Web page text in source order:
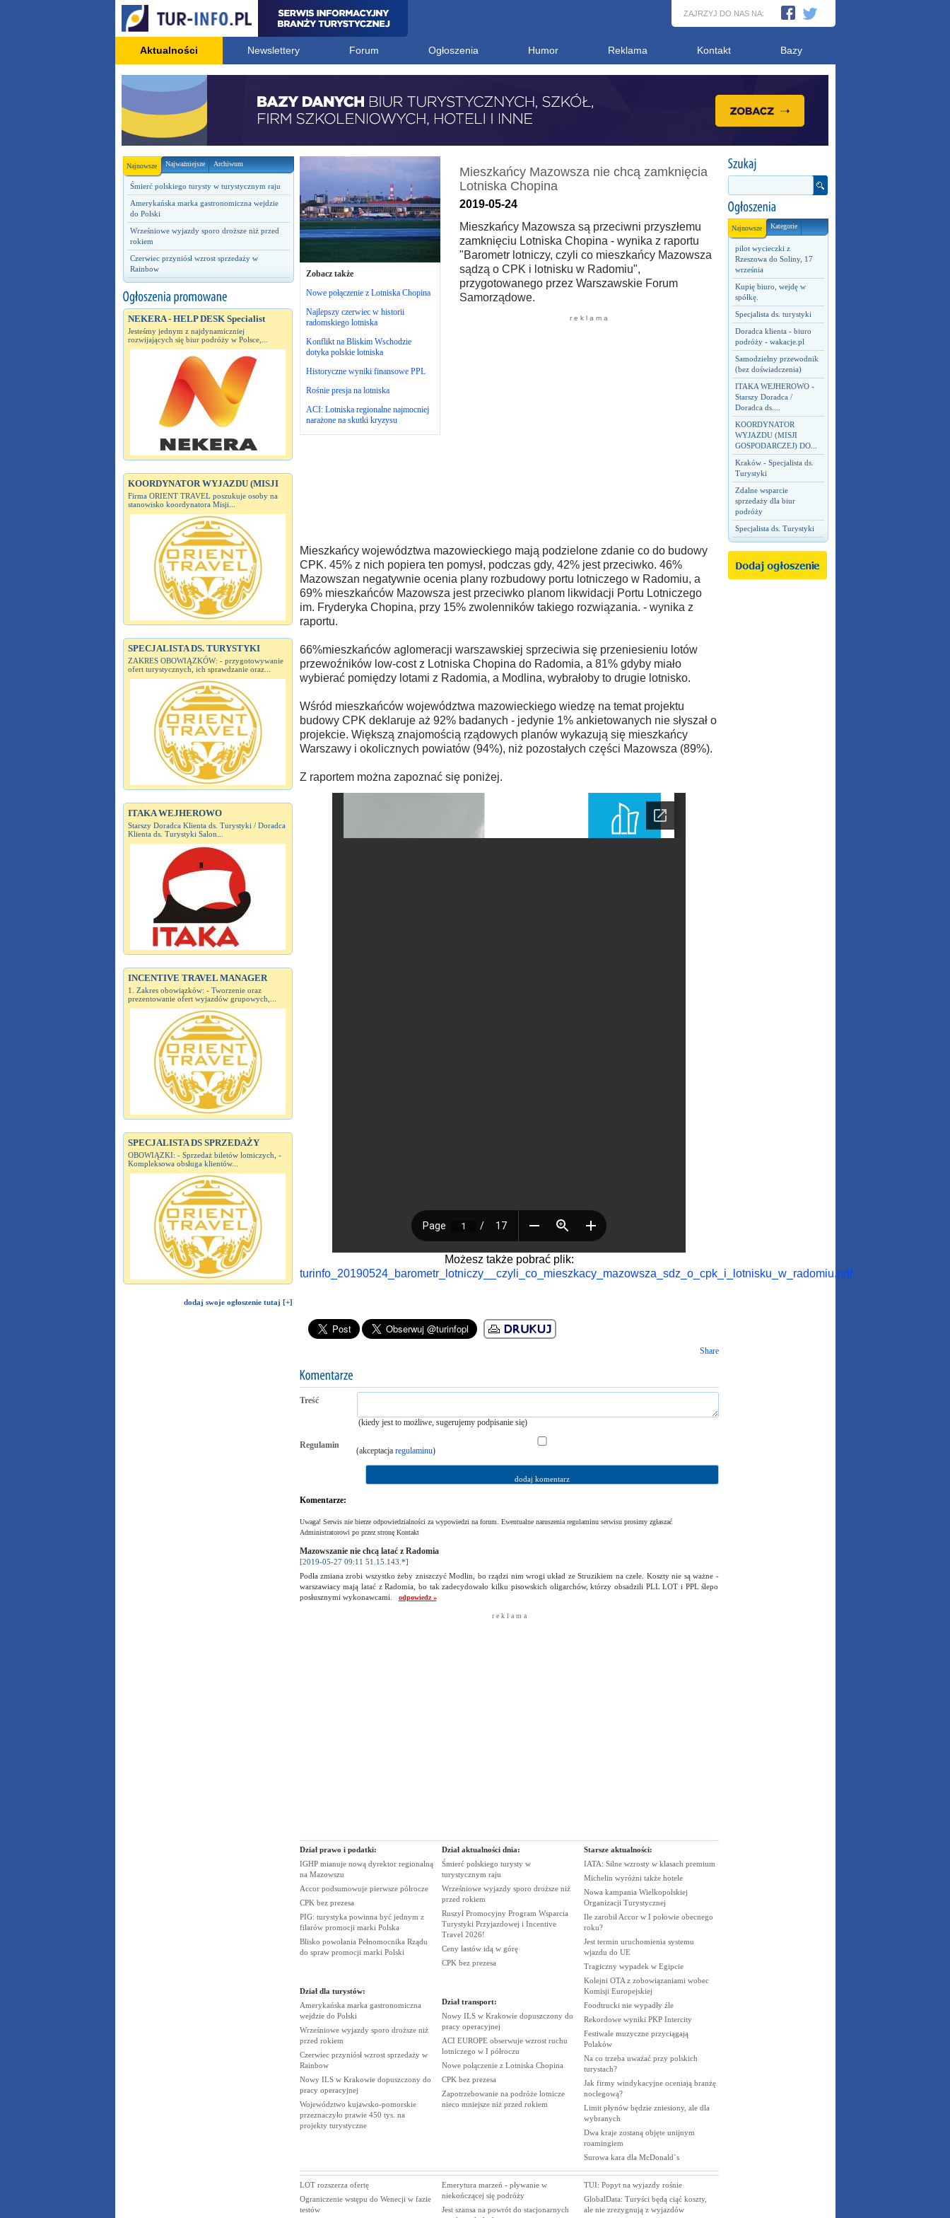
ZAJRZYJ DO NAS NA:
Aktualności Newslettery Forum Ogłoszenia Humor Reklama Kontakt Bazy
Najnowsze Najważniejsze Archiwum
Śmierć polskiego turysty w turystycznym raju
Amerykańska marka gastronomiczna wejdzie
do Polski
Wrześniowe wyjazdy sporo droższe niż przed
rokiem
Czerwiec przyniósł wzrost sprzedaży w
Rainbow
NEKERA - HELP DESK Specialist
Jesteśmy jednym z najdynamiczniej
rozwijających się biur podróży w Polsce,...
KOORDYNATOR WYJAZDU (MISJI
Firma ORIENT TRAVEL poszukuje osoby na
stanowisko koordynatora Misji...
SPECJALISTA DS. TURYSTYKI
ZAKRES OBOWIĄZKÓW: - przygotowywanie
ofert turystycznych, ich sprawdzanie oraz...
ITAKA WEJHEROWO
Starszy Doradca Klienta ds. Turystyki / Doradca
Klienta ds. Turystyki Salon...
INCENTIVE TRAVEL MANAGER
1. Zakres obowiązków: - Tworzenie oraz
prezentowanie ofert wyjazdów grupowych,...
SPECJALISTA DS SPRZEDAŻY
OBOWIĄZKI: - Sprzedaż biletów lotniczych, -
Kompleksowa obsługa klientów...
dodaj swoje ogłoszenie tutaj [+]
Najnowsze Kategorie
pilot wycieczki z
Rzeszowa do Soliny, 17
września
Kupię biuro, wejdę w
spółkę.
Specjalista ds. turystyki
Doradca klienta - biuro
podróży - wakacje.pl
Samodzielny przewodnik
(bez doświadczenia)
ITAKA WEJHEROWO -
Starszy Doradca /
Doradca ds....
KOORDYNATOR
WYJAZDU (MISJI
GOSPODARCZEJ) DO...
Kraków - Specjalista ds.
Turystyki
Zdalne wsparcie
sprzedaży dla biur
podróży
Specjalista ds. Turystyki
Zobacz także
Nowe połączenie z Lotniska Chopina
Najlepszy czerwiec w historii
radomskiego lotniska
Konflikt na Bliskim Wschodzie
dotyka polskie lotniska
Historyczne wyniki finansowe PPL
Rośnie presja na lotniska
ACI: Lotniska regionalne najmocniej
narażone na skutki kryzysu
Mieszkańcy Mazowsza nie chcą zamknięcia
Lotniska Chopina
2019-05-24
Mieszkańcy Mazowsza są przeciwni przyszłemu
zamknięciu Lotniska Chopina - wynika z raportu
"Barometr lotniczy, czyli co mieszkańcy Mazowsza
sądzą o CPK i lotnisku w Radomiu",
przygotowanego przez Warszawskie Forum
Samorządowe.
r e k l a m a
Mieszkańcy województwa mazowieckiego mają podzielone zdanie co do budowy
CPK. 45% z nich popiera ten pomysł, podczas gdy, 42% jest przeciwko. 46%
Mazowszan negatywnie ocenia plany rozbudowy portu lotniczego w Radomiu, a
69% mieszkańców Mazowsza jest przeciwko planom likwidacji Portu Lotniczego
im. Fryderyka Chopina, przy 15% zwolenników takiego rozwiązania. - wynika z
raportu.
66%mieszkańców aglomeracji warszawskiej sprzeciwia się przeniesieniu lotów
przewoźników low-cost z Lotniska Chopina do Radomia, a 81% gdyby miało
wybierać pomiędzy lotami z Radomia, a Modlina, wybrałoby to drugie lotnisko.
Wśród mieszkańców województwa mazowieckiego wiedzę na temat projektu
budowy CPK deklaruje aż 92% badanych - jedynie 1% ankietowanych nie słyszał o
projekcie. Większą znajomością rządowych planów wykazują się mieszkańcy
Warszawy i okolicznych powiatów (94%), niż pozostałych części Mazowsza (89%).
Z raportem można zapoznać się poniżej.
Możesz także pobrać plik:
turinfo_20190524_barometr_lotniczy__czyli_co_mieszkacy_mazowsza_sdz_o_cpk_i_lotnisku_w_radomiu.pdf
Share
Treść
(kiedy jest to możliwe, sugerujemy podpisanie się)
Regulamin
(akceptacja regulaminu)
Komentarze:
Uwaga! Serwis nie bierze odpowiedzialności za wypowiedzi na forum. Ewentualne naruszenia regulaminu serwisu prosimy zgłaszać
Administratorowi po przez stronę Kontakt
Mazowszanie nie chcą latać z Radomia
[2019-05-27 09:11 51.15.143.*]
Podła zmiana zrobi wszystko żeby zniszczyć Modlin, bo rządzi nim wrogi układ ze Struzikiem na czele. Koszty nie są ważne -
warszawiacy mają latać z Radomia, bo tak zadecydowało kilku pisowskich oligarchów, którzy obsadzili PLL LOT i PPL ślepo
posłusznymi wykonawcami. odpowiedz »
r e k l a m a
Dział prawo i podatki:
IGHP mianuje nową dyrektor regionalną
na Mazowszu
Accor podsumowuje pierwsze półrocze
CPK bez prezesa
PIG: turystyka powinna być jednym z
filarów promocji marki Polska
Blisko powołania Pełnomocnika Rządu
do spraw promocji marki Polski
Dział dla turystów:
Amerykańska marka gastronomiczna
wejdzie do Polski
Wrześniowe wyjazdy sporo droższe niż
przed rokiem
Czerwiec przyniósł wzrost sprzedaży w
Rainbow
Nowy ILS w Krakowie dopuszczony do
pracy operacyjnej
Województwo kujawsko-pomorskie
przeznaczyło prawie 450 tys. na
projekty turystyczne
Dział aktualności dnia:
Śmierć polskiego turysty w
turystycznym raju
Wrześniowe wyjazdy sporo droższe niż
przed rokiem
Ruszył Promocyjny Program Wsparcia
Turystyki Przyjazdowej i Incentive
Travel 2026!
Ceny lastów idą w górę
CPK bez prezesa
Dział transport:
Nowy ILS w Krakowie dopuszczony do
pracy operacyjnej
ACI EUROPE obserwuje wzrost ruchu
lotniczego w I półroczu
Nowe połączenie z Lotniska Chopina
CPK bez prezesa
Zapotrzebowanie na podróże lotnicze
nieco mniejsze niż przed rokiem
Starsze aktualności:
IATA: Silne wzrosty w klasach premium
Michelin wyróżni także hotele
Nowa kampania Wielkopolskiej
Organizacji Turystycznej
Ile zarobił Accor w I połowie obecnego
roku?
Jest termin uruchomienia systemu
wjazdu do UE
Tragiczny wypadek w Egipcie
Kolejni OTA z zobowiązaniami wobec
Komisji Europejskiej
Foodtrucki nie wypadły źle
Rekordowe wyniki PKP Intercity
Festiwale muzyczne przyciągają
Polaków
Na co trzeba uważać przy polskich
turystach?
Jak firmy windykacyjne oceniają branżę
noclegową?
Limit płynów będzie zniesiony, ale dla
wybranych
Dwa kraje zostaną objęte unijnym
roamingiem
Surowa kara dla McDonald`s
LOT rozszerza ofertę
Ograniczenie wstępu do Wenecji w fazie
testów
Emerytura marzeń - pływanie w
niekończącej się podróży
Jest szansa na powrót do stacjonarnych
TUI: Popyt na wyjazdy rośnie
GlobalData: Turyści będą ciąć koszty,
ale nie zrezygnują z wyjazdów